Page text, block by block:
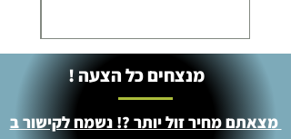
מנצחים כל הצעה !
מצאתם מחיר זול יותר ?! נשמח לקישור ב